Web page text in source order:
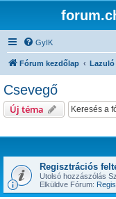
GyIK
Fórum kezdőlap Lazuló
Csevegő
Új téma
Regisztrációs
Utolsó hozzászólás
Elküldve Fórum: